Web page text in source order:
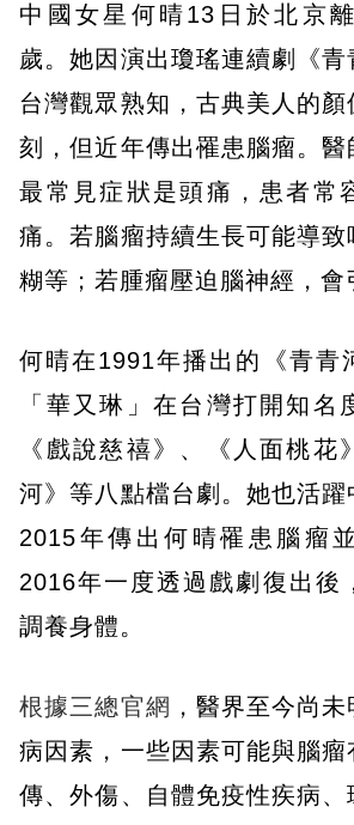
中國女星何晴13日於北京
歲。她因演出瓊瑤連續劇《
台灣觀眾熟知，古典美人的顏
刻，但近年傳出罹患腦瘤。
最常見症狀是頭痛，患者常
痛。若腦瘤持續生長可能導致
糊等；若腫瘤壓迫腦神經，會
何晴在1991年播出的《青青
「華又琳」在台灣打開知名
《戲說慈禧》、《人面桃花
河》等八點檔台劇。她也活躍
2015年傳出何晴罹患腦瘤
2016年一度透過戲劇復出後
調養身體。
根據三總官網 ，醫界至今尚
病因素，一些因素可能與腦瘤
傳、外傷、自體免疫性疾病、